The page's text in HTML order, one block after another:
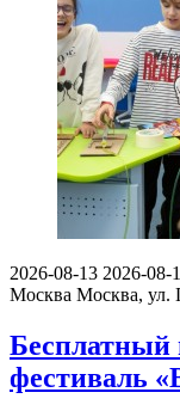
2026-08-13 2026-08-
Москва Москва, ул.
фестиваль